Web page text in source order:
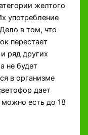
желтого
употребление
в том, что
перестает
ряд других
не будет
в организме
дает
есть до 18